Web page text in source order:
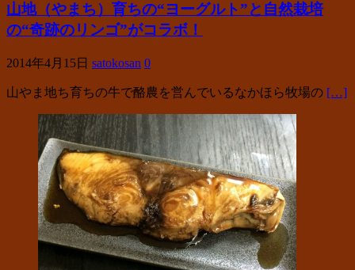
山地（やまち）育ちの“ヨーグルト”と自然栽培
の“奇跡のリンゴ”がコラボ！
2014年4月15日 satokosan 0
山やま地ち育ちの牛で酪農を営んでいるなかほら牧場の […]